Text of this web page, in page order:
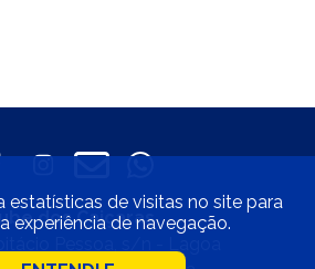
dos Caiçaras
estatísticas de visitas no site para
experiência de navegação.